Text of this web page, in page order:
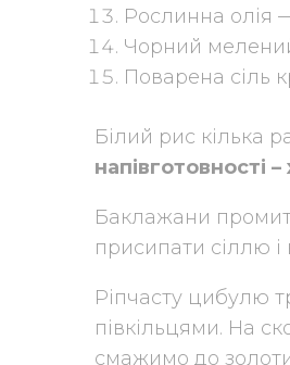
Рослинна олія
Чорний
Поварена сіль
Білий рис кілька
напівготовності
Баклажани
присипати сіллю
Ріпчасту цибулю
півкільцями. На
смажимо до